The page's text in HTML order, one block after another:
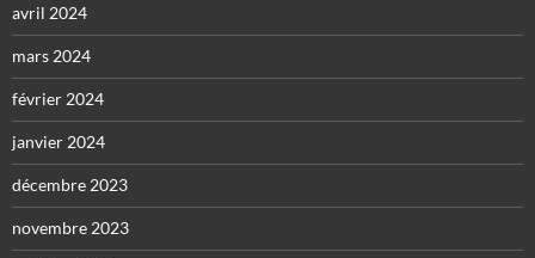
avril 2024
mars 2024
février 2024
janvier 2024
décembre 2023
novembre 2023